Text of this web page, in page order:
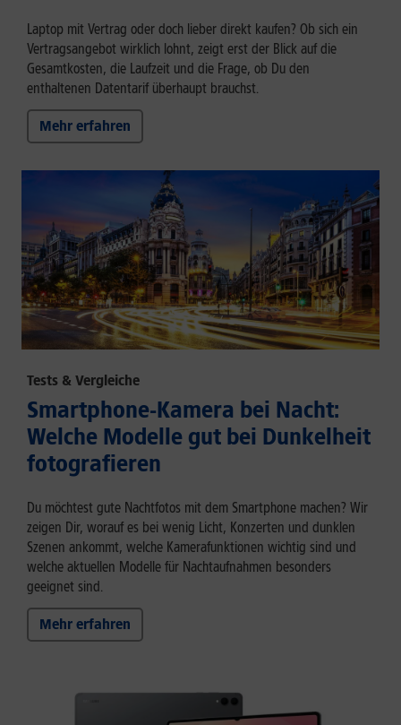
Laptop mit Vertrag oder doch lieber direkt kaufen? Ob sich ein
Vertragsangebot wirklich lohnt, zeigt erst der Blick auf die
Gesamtkosten, die Laufzeit und die Frage, ob Du den
enthaltenen Datentarif überhaupt brauchst.
Mehr erfahren
Tests & Vergleiche
Smartphone-Kamera bei Nacht:
Welche Modelle gut bei Dunkelheit
fotografieren
Du möchtest gute Nachtfotos mit dem Smartphone machen? Wir
zeigen Dir, worauf es bei wenig Licht, Konzerten und dunklen
Szenen ankommt, welche Kamerafunktionen wichtig sind und
welche aktuellen Modelle für Nachtaufnahmen besonders
geeignet sind.
Mehr erfahren